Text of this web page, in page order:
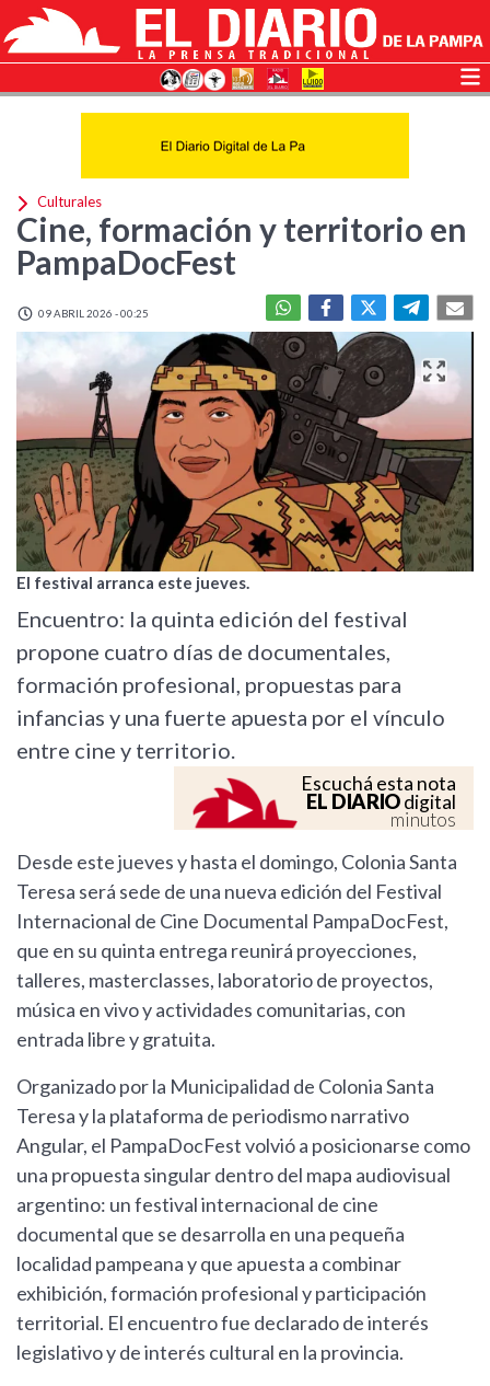
Culturales
Cine, formación y territorio en
PampaDocFest
09 ABRIL 2026 - 00:25
El festival arranca este jueves.
Encuentro: la quinta edición del festival
propone cuatro días de documentales,
formación profesional, propuestas para
infancias y una fuerte apuesta por el vínculo
entre cine y territorio.
Escuchá esta nota
EL DIARIOdigital
minutos
Desde este jueves y hasta el domingo, Colonia Santa
Teresa será sede de una nueva edición del Festival
Internacional de Cine Documental PampaDocFest,
que en su quinta entrega reunirá proyecciones,
talleres, masterclasses, laboratorio de proyectos,
música en vivo y actividades comunitarias, con
entrada libre y gratuita.
Organizado por la Municipalidad de Colonia Santa
Teresa y la plataforma de periodismo narrativo
Angular, el PampaDocFest volvió a posicionarse como
una propuesta singular dentro del mapa audiovisual
argentino: un festival internacional de cine
documental que se desarrolla en una pequeña
localidad pampeana y que apuesta a combinar
exhibición, formación profesional y participación
territorial. El encuentro fue declarado de interés
legislativo y de interés cultural en la provincia.